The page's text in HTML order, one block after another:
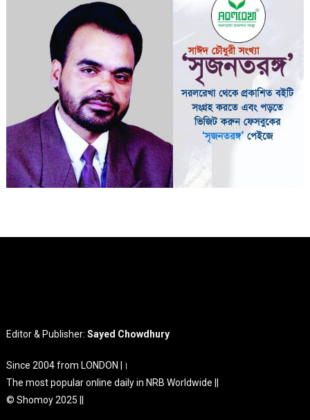
Editor & Publisher:Sayed Chowdhury
Since 2004 from LONDON |।
The most popular online daily in NRB Worldwide ||
© Shomoy 2025 ||